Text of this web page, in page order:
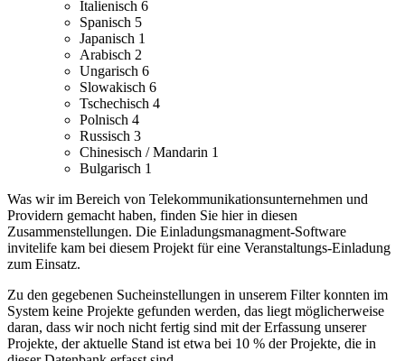
Italienisch 6
Spanisch 5
Japanisch 1
Arabisch 2
Ungarisch 6
Slowakisch 6
Tschechisch 4
Polnisch 4
Russisch 3
Chinesisch / Mandarin 1
Bulgarisch 1
Was wir im Bereich von Telekommunikationsunternehmen und
Providern gemacht haben, finden Sie hier in diesen
Zusammenstellungen. Die Einladungsmanagment-Software
invitelife kam bei diesem Projekt für eine Veranstaltungs-Einladung
zum Einsatz.
Zu den gegebenen Sucheinstellungen in unserem Filter konnten im
System keine Projekte gefunden werden, das liegt möglicherweise
daran, dass wir noch nicht fertig sind mit der Erfassung unserer
Projekte, der aktuelle Stand ist etwa bei 10 % der Projekte, die in